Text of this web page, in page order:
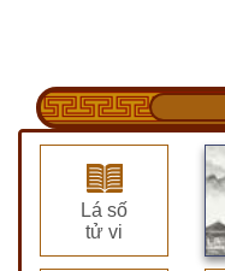
Lá số
tử vi